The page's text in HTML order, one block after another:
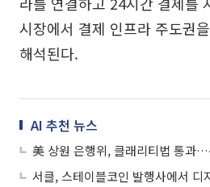
시장에서 결제 인프라 주도권
해석된다.
AI 추천 뉴스
美 상원 은행위, 클래리티법 통과